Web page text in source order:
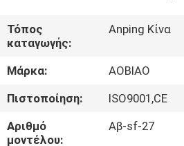
ΕΜΕΊΣ
ΓΎΡΟΣ
ΕΡΓΟΣΤΑΣΊΩΝ
ΠΟΙΟΤΙΚΌΣ
Τόπος
καταγωγής:
Anping Κίνα
Μάρκα:
AOBIAO
Πιστοποίηση:
ISO9001,CE
Αριθμό
μοντέλου:
Αβ-sf-27